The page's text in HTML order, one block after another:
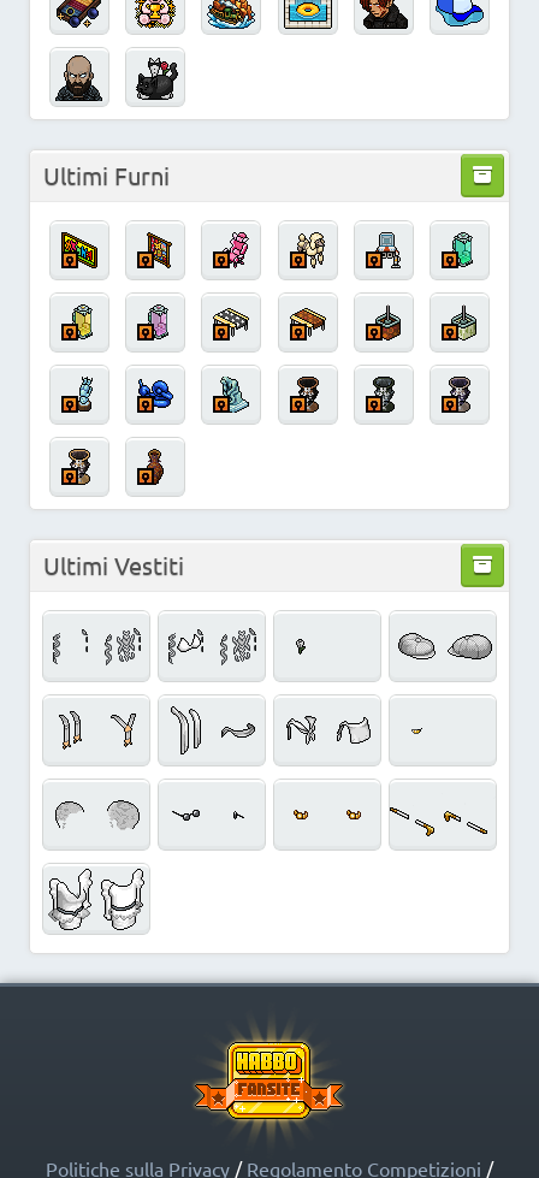
Ultimi Furni
Ultimi Vestiti
Politiche sulla Privacy / Regolamento Competizioni /